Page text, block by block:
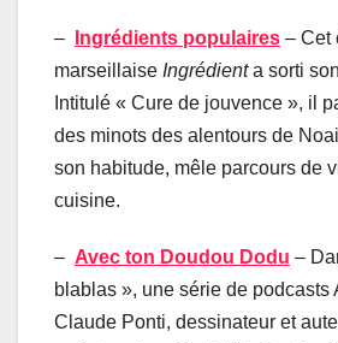
– Ingrédients populaires – Cet
marseillaise Ingrédienta sorti
Intitulé « Cure de jouvence », il
des minots des alentours de
son habitude, mêle parcours de
cuisine.
– Avec ton Doudou Dodu –
blablas », une série de podcasts
Claude Ponti, dessinateur et